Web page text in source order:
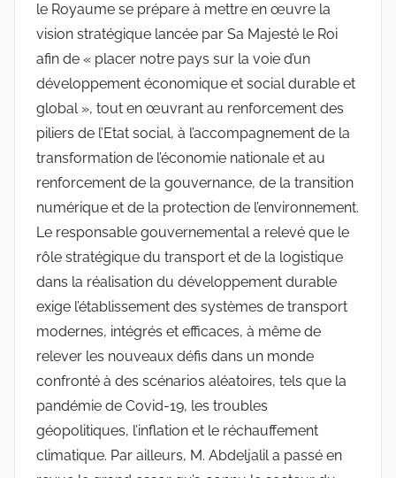
le Royaume se prépare à mettre en œuvre la
vision stratégique lancée par Sa Majesté le Roi
afin de « placer notre pays sur la voie d’un
développement économique et social durable et
global », tout en œuvrant au renforcement des
piliers de l’Etat social, à l’accompagnement de la
transformation de l’économie nationale et au
renforcement de la gouvernance, de la transition
numérique et de la protection de l’environnement.
Le responsable gouvernemental a relevé que le
rôle stratégique du transport et de la logistique
dans la réalisation du développement durable
exige l’établissement des systèmes de transport
modernes, intégrés et efficaces, à même de
relever les nouveaux défis dans un monde
confronté à des scénarios aléatoires, tels que la
pandémie de Covid-19, les troubles
géopolitiques, l’inflation et le réchauffement
climatique. Par ailleurs, M. Abdeljalil a passé en